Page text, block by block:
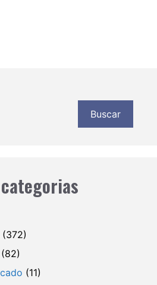
Buscar
(372)
(82)
(11)